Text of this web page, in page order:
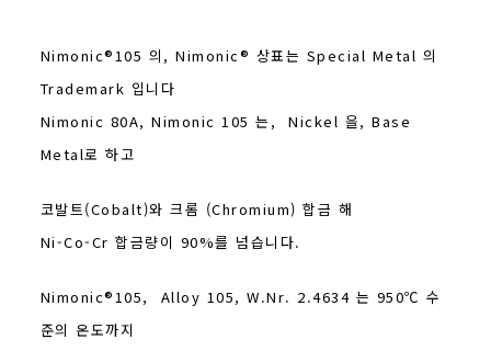
Nimonic®105 의, Nimonic® 상표는 Special Metal 의
Trademark 입니다
Nimonic 80A, Nimonic 105 는, Nickel 을, Base
Metal로 하고
코발트(Cobalt)와 크롬 (Chromium) 합금 해
Ni-Co-Cr 합금량이 90%를 넘습니다.
Nimonic®105, Alloy 105, W.Nr. 2.4634 는 950℃ 수
준의 온도까지